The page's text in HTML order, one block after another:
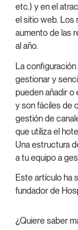
etc.) y en el
el sitio web. Los
aumento de las
al año.
La
gestionar y
pueden añadir o
y son fáciles de
gestión de
que utiliza el
Una estructura
a tu equipo a
Este artículo ha
fundador de
¿Quiere saber